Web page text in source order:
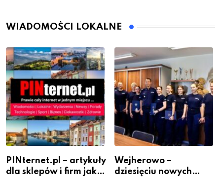
WIADOMOŚCI LOKALNE
PINternet.pl – artykuły
dla sklepów i firm jako
Wejherowo –
dziesięciu nowych